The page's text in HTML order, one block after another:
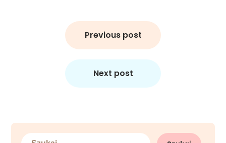
Previous post
Next post
Szukaj: